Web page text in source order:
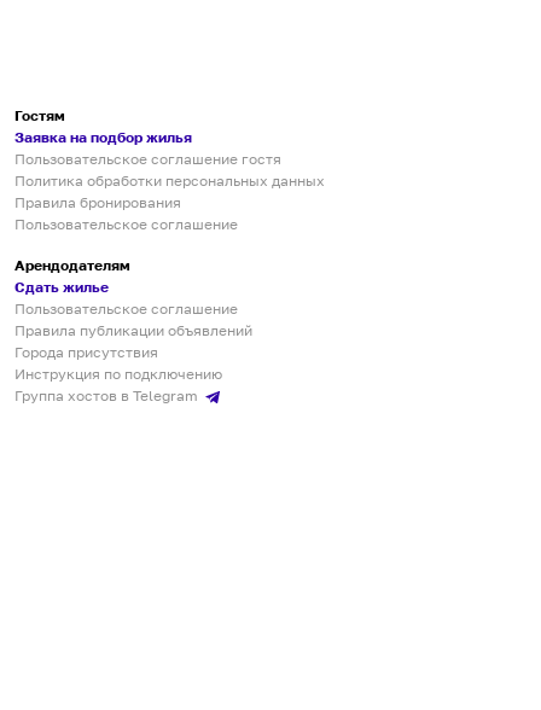
Гостям
Заявка на подбор жилья
Пользовательское соглашение гостя
Политика обработки персональных данных
Правила бронирования
Пользовательское соглашение
Арендодателям
Сдать жилье
Пользовательское соглашение
Правила публикации объявлений
Города присутствия
Инструкция по подключению
Группа хостов в Telegram